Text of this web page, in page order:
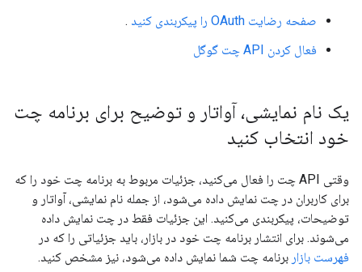
صفحه رضایت OAuth را پیکربندی کنید
.
فعال کردن API چت گوگل
یک نام نمایشی، آواتار و توضیح برای برنامه چت
خود انتخاب کنید
وقتی API چت را فعال می‌کنید، جزئیات مربوط به برنامه چت خود را که
برای کاربران در چت نمایش داده می‌شود، از جمله نام نمایشی، آواتار و
توضیحات، پیکربندی می‌کنید. این جزئیات فقط در چت نمایش داده
می‌شوند. برای انتشار برنامه چت خود در بازار، باید جزئیاتی را که در
فهرست بازار برنامه چت شما نمایش داده می‌شود، نیز مشخص کنید.